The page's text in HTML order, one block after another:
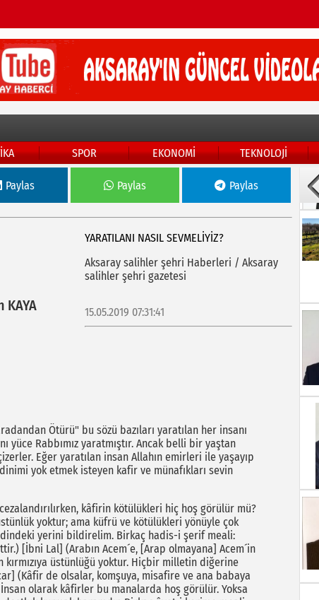
SPOR EKONOMİ TEKNOLOJİ
Paylas Paylas Paylas
KAYA
YARATILANI NASIL SEVMELIYIZ?
Aksaray salihler şehri Haberleri / Aksaray
salihler şehri gazetesi
15.05.2019 07:31:41
Ötürü" bu sözü bazıları yaratılan her insanı
yüce Rabbımız yaratmıştır. Ancak belli bir yaştan
Eğer yaratılan insan Allahın emirleri ile yaşayıp
yok etmek isteyen kafir ve münafıkları sevin
kâfirin kötülükleri hiç hoş görülür mü?
yoktur; ama küfrü ve kötülükleri yönüyle çok
yerini bildirelim. Birkaç hadis-i şerif meali:
[İbni Lal] (Arabın Acem´e, [Arap olmayana] Acem´in
kırmızıya üstünlüğü yoktur. Hiçbir milletin diğerine
(Kâfir de olsalar, komşuya, misafire ve ana babaya
olarak kâfirler bu manalarda hoş görülür. Yoksa